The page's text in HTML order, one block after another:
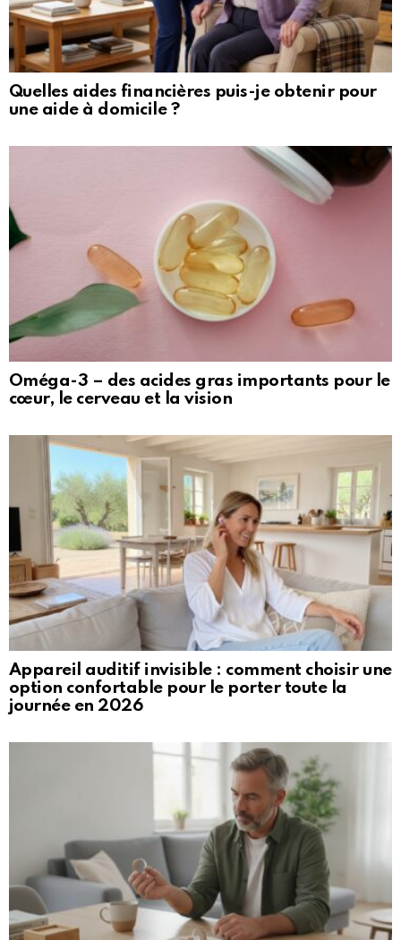
Quelles aides financières puis-je obtenir pour
une aide à domicile ?
Oméga-3 – des acides gras importants pour le
cœur, le cerveau et la vision
Appareil auditif invisible : comment choisir une
option confortable pour le porter toute la
journée en 2026